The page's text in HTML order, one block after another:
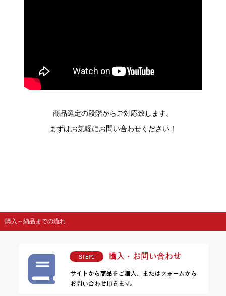
商品選定の段階からご対応致します。
まずはお気軽にお問い合わせください！
購入～納品までの流れ